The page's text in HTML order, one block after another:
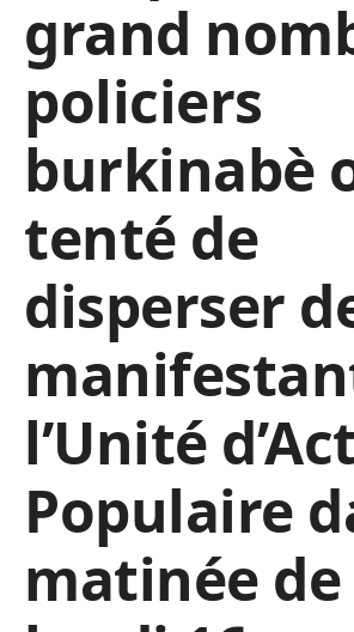
grand
policiers
burkinabè
tenté de
disperser
l’Unité
Populaire
matinée de